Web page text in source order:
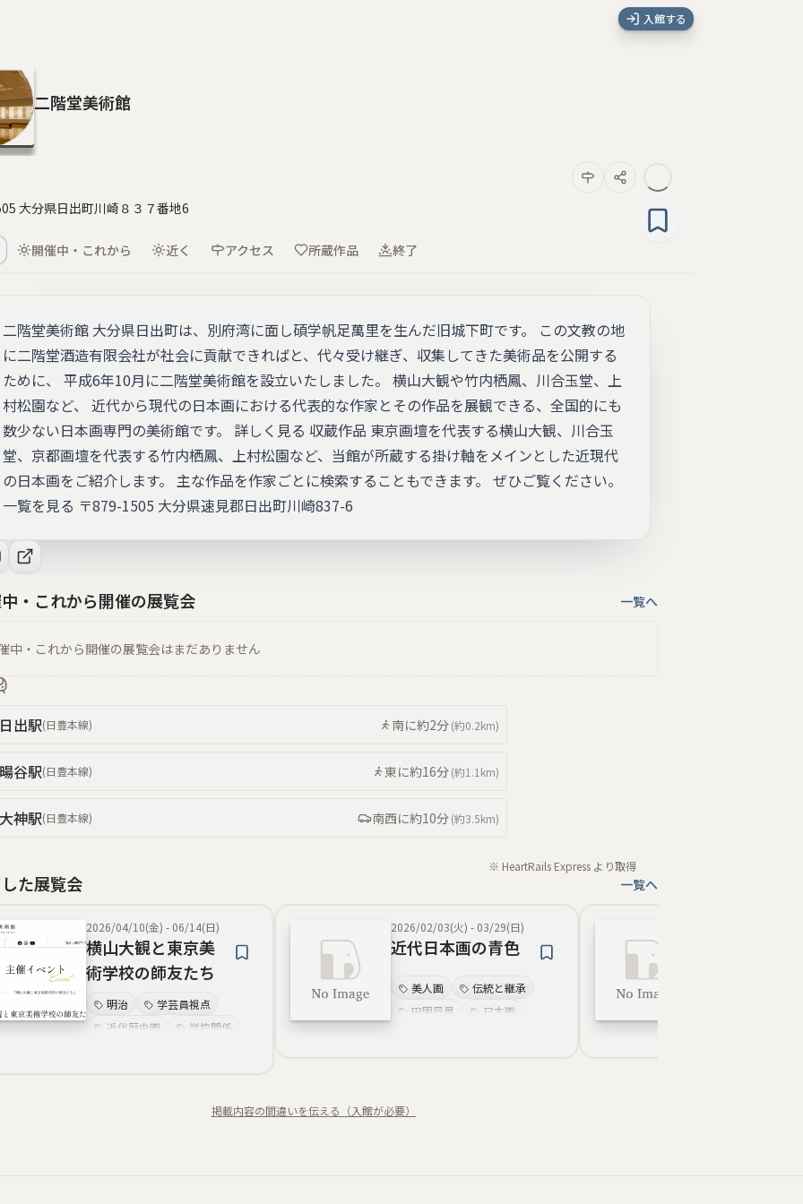
入館する
二階堂美術館
大分県日出町川崎８３７番地6
開催中・これから 近く アクセス 所蔵作品 終了
二階堂美術館 大分県日出町は、別府湾に面し碩学帆足萬里を生んだ旧城下町です。 この文教の地
に二階堂酒造有限会社が社会に貢献できればと、代々受け継ぎ、収集してきた美術品を公開する
ために、 平成6年10月に二階堂美術館を設立いたしました。 横山大観や竹内栖鳳、川合玉堂、上
村松園など、 近代から現代の日本画における代表的な作家とその作品を展観できる、全国的にも
数少ない日本画専門の美術館です。 詳しく見る 収蔵作品 東京画壇を代表する横山大観、川合玉
堂、京都画壇を代表する竹内栖鳳、上村松園など、当館が所蔵する掛け軸をメインとした近現代
の日本画をご紹介します。 主な作品を作家ごとに検索することもできます。 ぜひご覧ください。
一覧を見る 〒879-1505 大分県速見郡日出町川崎837-6
・これから開催の展覧会 一覧へ
中・これから開催の展覧会はまだありません
日出駅(日豊本線) 南に約2分(約0.2km)
暘谷駅(日豊本線) 東に約16分(約1.1km)
大神駅(日豊本線) 南西に約10分(約3.5km)
※ HeartRails Express より取得
た展覧会 一覧へ
2026/04/10(金) - 06/14(日)
横山大観と東京美
術学校の師友たち
明治
学芸員視点
近代歴史画
学校関係
2026/02/03(火) - 03/29(日)
近代日本画の青色
美人画
伝統と継承
田園風景
日本画
掲載内容の間違いを伝える（入館が必要）